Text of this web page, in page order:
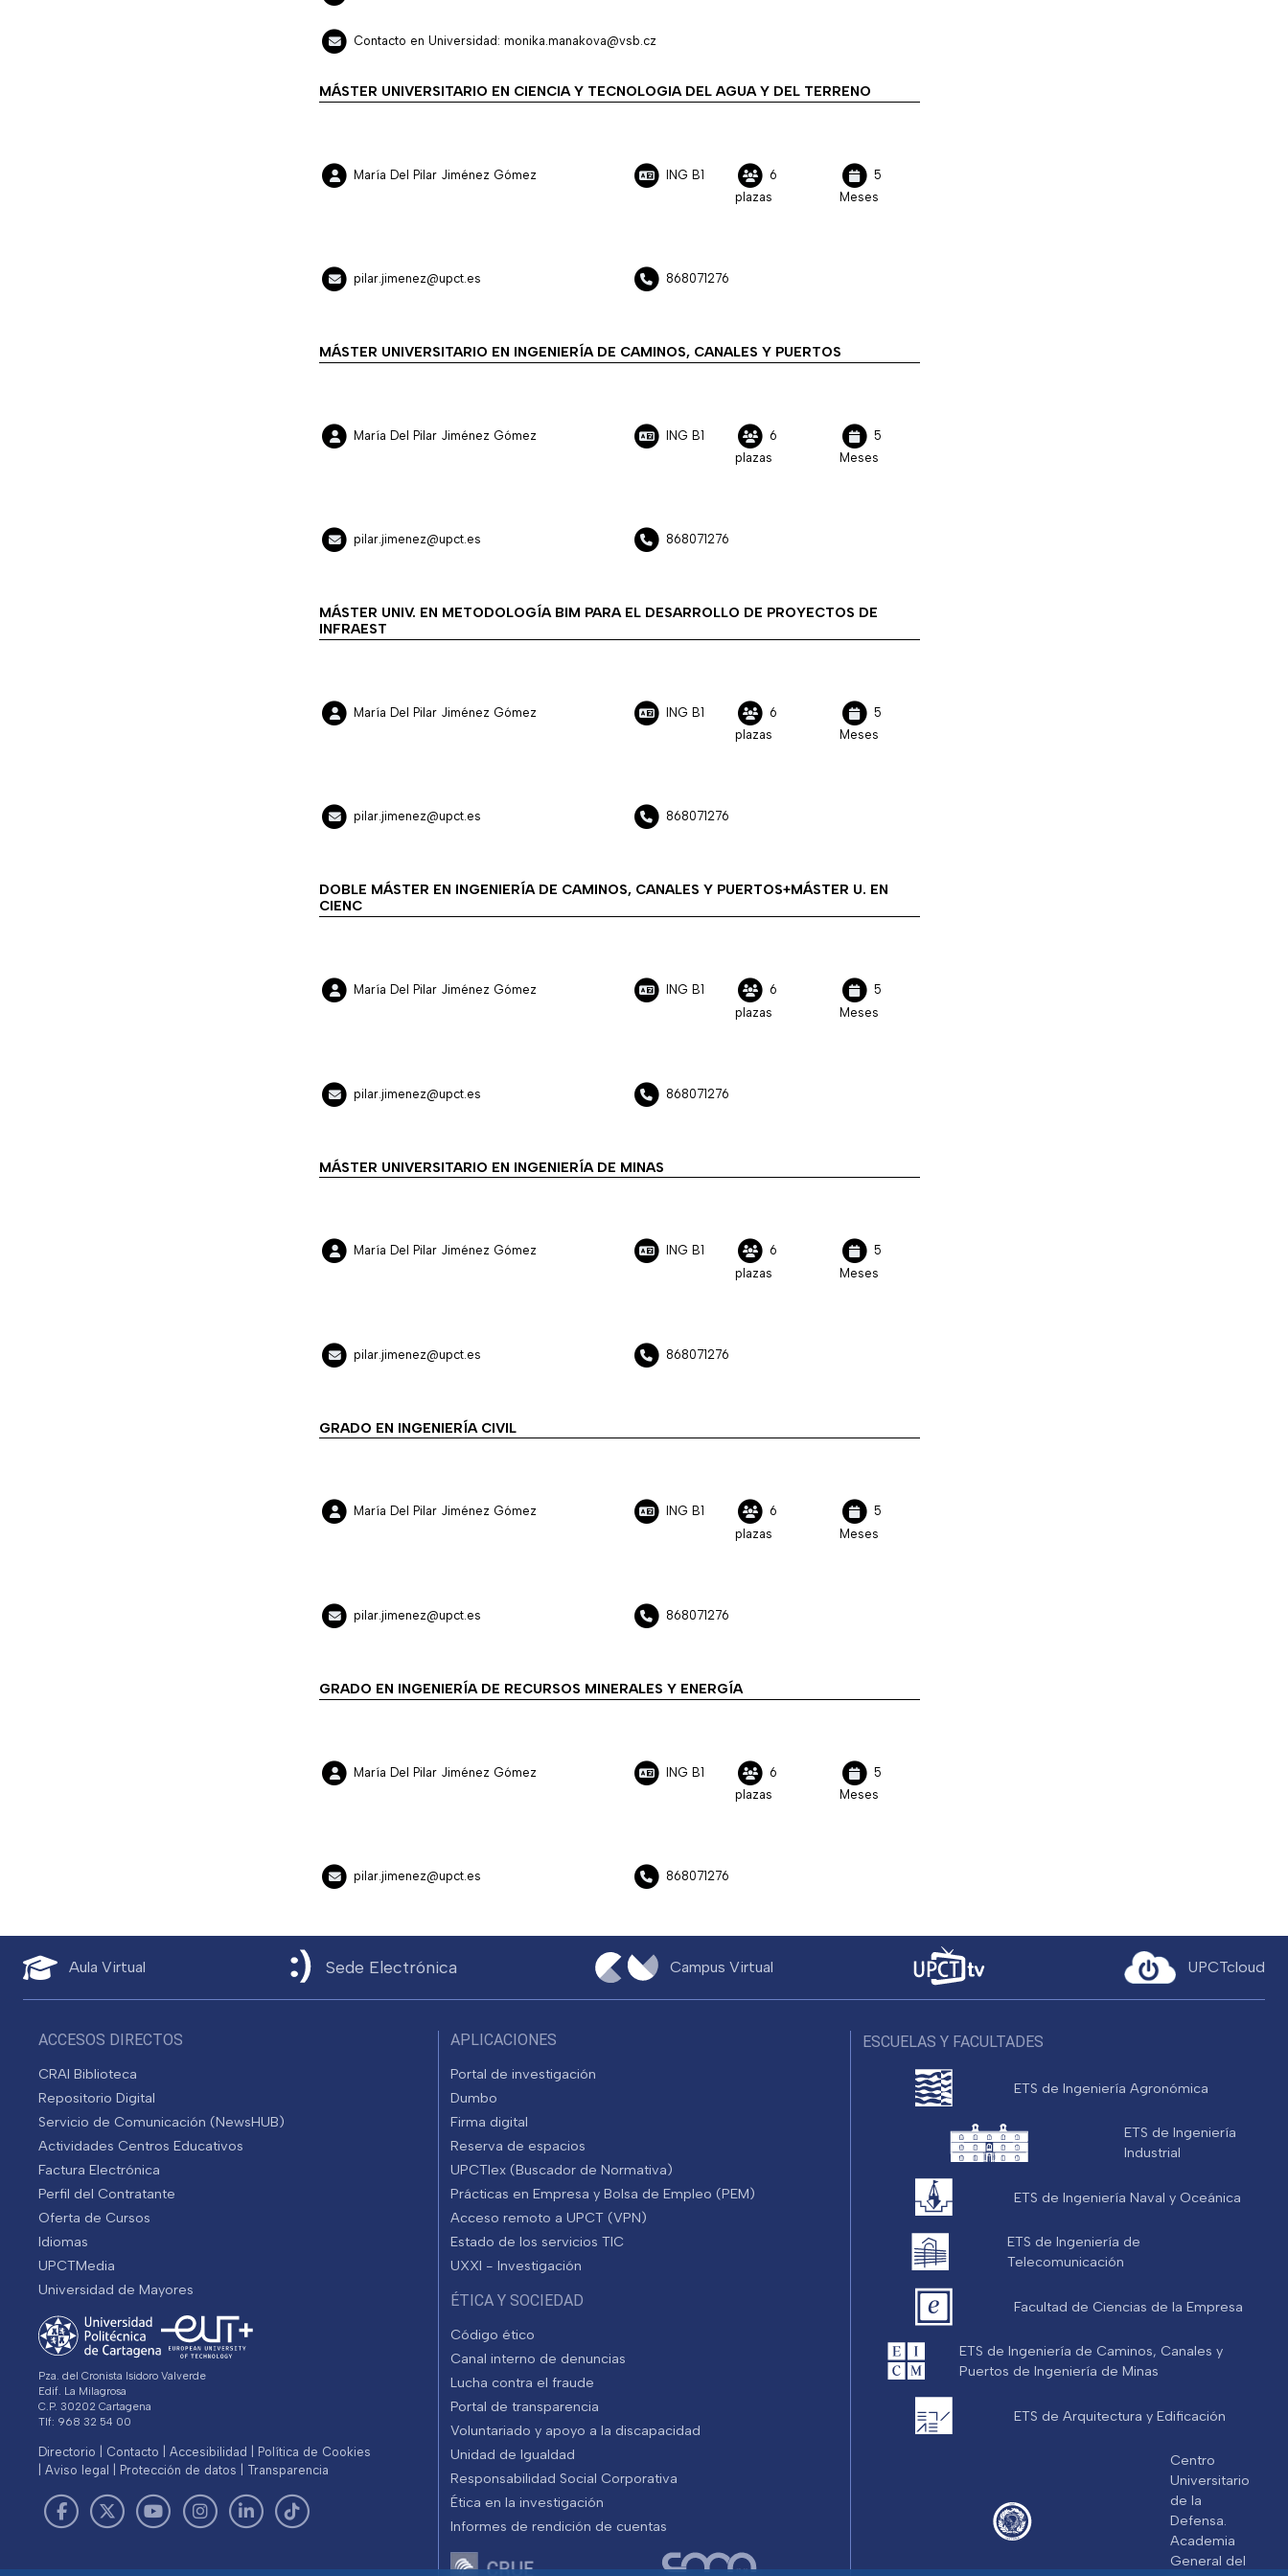
Contacto en Universidad: monika.manakova@vsb.cz
MÁSTER UNIVERSITARIO EN CIENCIA Y TECNOLOGIA DEL AGUA Y DEL TERRENO
María Del Pilar Jiménez Gómez ING B1
6
plazas
5
Meses
pilar.jimenez@upct.es 868071276
MÁSTER UNIVERSITARIO EN INGENIERÍA DE CAMINOS, CANALES Y PUERTOS
María Del Pilar Jiménez Gómez ING B1
6
plazas
5
Meses
pilar.jimenez@upct.es 868071276
MÁSTER UNIV. EN METODOLOGÍA BIM PARA EL DESARROLLO DE PROYECTOS DE
INFRAEST
María Del Pilar Jiménez Gómez ING B1
6
plazas
5
Meses
pilar.jimenez@upct.es 868071276
DOBLE MÁSTER EN INGENIERÍA DE CAMINOS, CANALES Y PUERTOS+MÁSTER U. EN
CIENC
María Del Pilar Jiménez Gómez ING B1
6
plazas
5
Meses
pilar.jimenez@upct.es 868071276
MÁSTER UNIVERSITARIO EN INGENIERÍA DE MINAS
María Del Pilar Jiménez Gómez ING B1
6
plazas
5
Meses
pilar.jimenez@upct.es 868071276
GRADO EN INGENIERÍA CIVIL
María Del Pilar Jiménez Gómez ING B1
6
plazas
5
Meses
pilar.jimenez@upct.es 868071276
GRADO EN INGENIERÍA DE RECURSOS MINERALES Y ENERGÍA
María Del Pilar Jiménez Gómez ING B1
6
plazas
5
Meses
pilar.jimenez@upct.es 868071276
Aula Virtual Sede Electrónica Campus Virtual UPCTcloud
ACCESOS DIRECTOS
CRAI Biblioteca
Repositorio Digital
Servicio de Comunicación (NewsHUB)
Actividades Centros Educativos
Factura Electrónica
Perfil del Contratante
Oferta de Cursos
Idiomas
UPCTMedia
Universidad de Mayores
Pza. del Cronista Isidoro Valverde
Edif. La Milagrosa
C.P. 30202 Cartagena
Tlf: 968 32 54 00
Directorio Contacto Accesibilidad
Política de Cookies
Aviso legal
Protección de datos Transparencia
APLICACIONES
Portal de investigación
Dumbo
Firma digital
Reserva de espacios
UPCTlex (Buscador de Normativa)
Prácticas en Empresa y Bolsa de Empleo (PEM)
Acceso remoto a UPCT (VPN)
Estado de los servicios TIC
UXXI - Investigación
ÉTICA Y SOCIEDAD
Código ético
Canal interno de denuncias
Lucha contra el fraude
Portal de transparencia
Voluntariado y apoyo a la discapacidad
Unidad de Igualdad
Responsabilidad Social Corporativa
Ética en la investigación
Informes de rendición de cuentas
ESCUELAS Y FACULTADES
ETS de Ingeniería Agronómica
ETS de Ingeniería
Industrial
ETS de Ingeniería Naval y Oceánica
ETS de Ingeniería de
Telecomunicación
Facultad de Ciencias de la Empresa
ETS de Ingeniería de Caminos, Canales y
Puertos de Ingeniería de Minas
ETS de Arquitectura y Edificación
Centro
Universitario
de la
Defensa.
Academia
General del